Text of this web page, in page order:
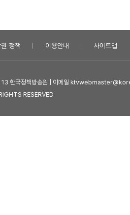
정책 이용안내 사이트맵
13 한국정책방송원 | 이메일
RESERVED